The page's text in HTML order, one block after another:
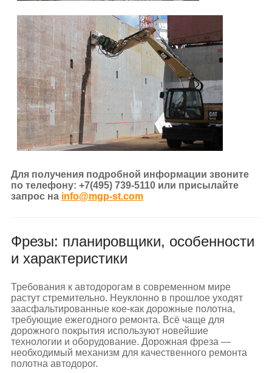
Для получения подробной информации звоните
по телефону: +7(495) 739-5110 или присылайте
запрос на info@mgp-st.com
Фрезы: планировщики, особенности
и характеристики
Требования к автодорогам в современном мире
растут стремительно. Неуклонно в прошлое уходят
заасфальтированные кое-как дорожные полотна,
требующие ежегодного ремонта. Всё чаще для
дорожного покрытия используют новейшие
технологии и оборудование. Дорожная фреза —
необходимый механизм для качественного ремонта
полотна автодорог.